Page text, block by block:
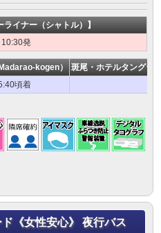
イナー（シャトル）】
10:30発
kogen）
斑尾・ホテルタングラ
頃着
《女性安心》 夜行バス